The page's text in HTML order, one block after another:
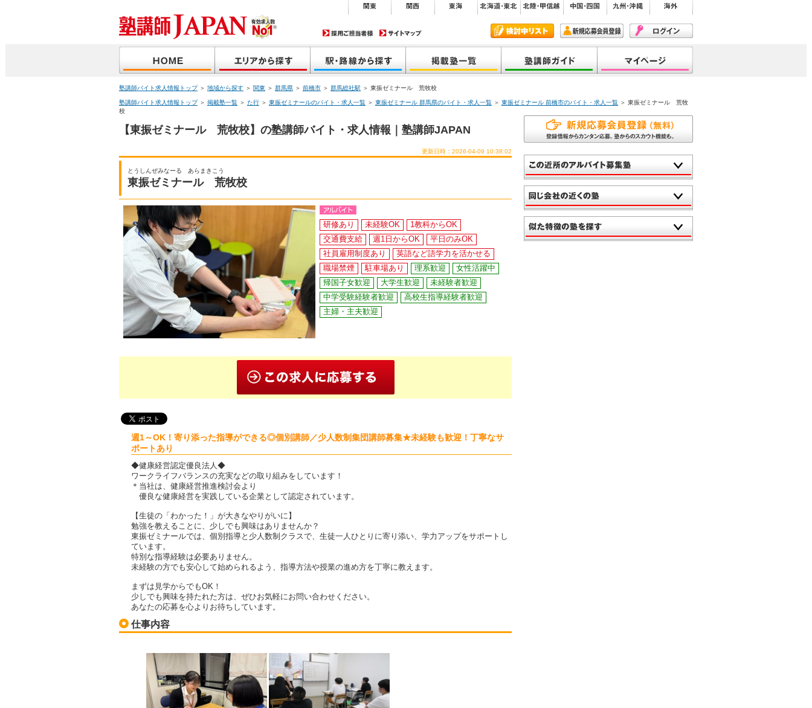
塾講師バイト求人情報トップ＞ 地域から探す ＞ 関東 ＞ 群馬県 ＞ 前橋市 ＞ 群馬総社駅 ＞ 東振ゼミナール 荒牧校
塾講師バイト求人情報トップ＞ 掲載塾一覧 ＞ た行 ＞ 東振ゼミナールのバイト・求人一覧 ＞ 東振ゼミナール 群馬県のバイト・求人一覧 ＞ 東振ゼミナール 前橋市のバイト・求人一覧 ＞ 東振ゼミナール 荒牧
校
【東振ゼミナール 荒牧校】の塾講師バイト・求人情報｜塾講師JAPAN
更新日時：2026-04-09 10:38:02
とうしんぜみなーる あらまきこう
東振ゼミナール 荒牧校
研修あり 未経験OK
1教科からOK
交通費支給
週1日からOK
平日のみOK
社員雇用制度あり
英語など語学力を活かせる
職場禁煙
駐車場あり 理系歓迎
女性活躍中
帰国子女歓迎
大学生歓迎
未経験者歓迎
中学受験経験者歓迎
高校生指導経験者歓迎
主婦・主夫歓迎
週1～OK！寄り添った指導ができる◎個別講師／少人数制集団講師募集★未経験も歓迎！丁寧なサ
ポートあり
◆健康経営認定優良法人◆
ワークライフバランスの充実などの取り組みをしています！
＊当社は、健康経営推進検討会より
優良な健康経営を実践している企業として認定されています。
【生徒の「わかった！」が大きなやりがいに】
勉強を教えることに、少しでも興味はありませんか？
東振ゼミナールでは、個別指導と少人数制クラスで、生徒一人ひとりに寄り添い、学力アップをサポートし
ています。
特別な指導経験は必要ありません。
未経験の方でも安心して始められるよう、指導方法や授業の進め方を丁寧に教えます。
まずは見学からでもOK！
少しでも興味を持たれた方は、ぜひお気軽にお問い合わせください。
あなたの応募を心よりお待ちしています。
仕事内容